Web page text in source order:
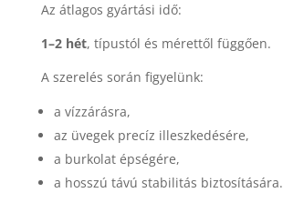
Az átlagos gyártási idő:
1–2 hét, típustól és mérettől függően.
A szerelés során figyelünk:
a vízzárásra,
az üvegek precíz illeszkedésére,
a burkolat épségére,
a hosszú távú stabilitás biztosítására.